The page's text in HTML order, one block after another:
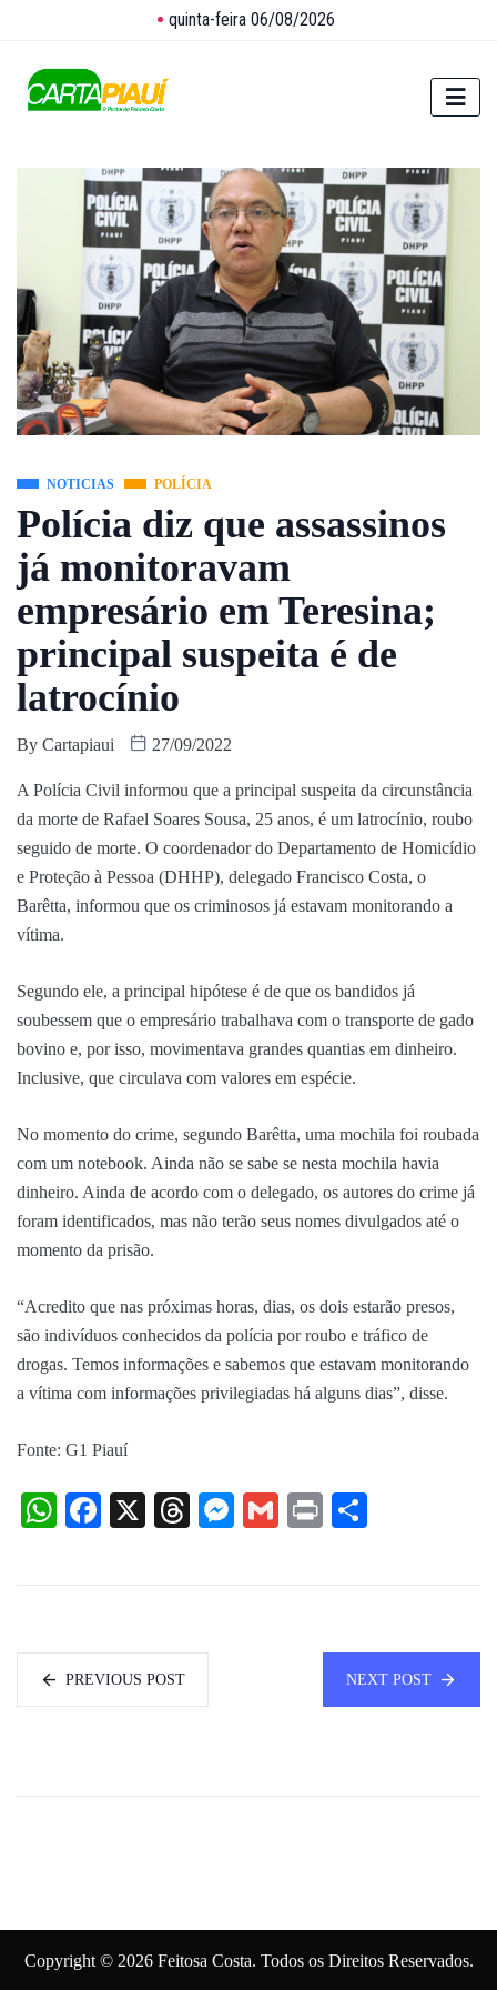
quinta-feira 06/08/2026
NOTICIAS POLÍCIA
Polícia diz que assassinos
já monitoravam
empresário em Teresina;
principal suspeita é de
latrocínio
By Cartapiaui 27/09/2022
A Polícia Civil informou que a principal suspeita da circunstância
da morte de Rafael Soares Sousa, 25 anos, é um latrocínio, roubo
seguido de morte. O coordenador do Departamento de Homicídio
e Proteção à Pessoa (DHHP), delegado Francisco Costa, o
Barêtta, informou que os criminosos já estavam monitorando a
vítima.
Segundo ele, a principal hipótese é de que os bandidos já
soubessem que o empresário trabalhava com o transporte de gado
bovino e, por isso, movimentava grandes quantias em dinheiro.
Inclusive, que circulava com valores em espécie.
No momento do crime, segundo Barêtta, uma mochila foi roubada
com um notebook. Ainda não se sabe se nesta mochila havia
dinheiro. Ainda de acordo com o delegado, os autores do crime já
foram identificados, mas não terão seus nomes divulgados até o
momento da prisão.
“Acredito que nas próximas horas, dias, os dois estarão presos,
são indivíduos conhecidos da polícia por roubo e tráfico de
drogas. Temos informações e sabemos que estavam monitorando
a vítima com informações privilegiadas há alguns dias”, disse.
Fonte: G1 Piauí
WhatsApp
Facebook
X Threads
Messenger
Gmail
Print
PREVIOUS POST NEXT POST
Copyright © 2026 Feitosa Costa. Todos os Direitos Reservados.